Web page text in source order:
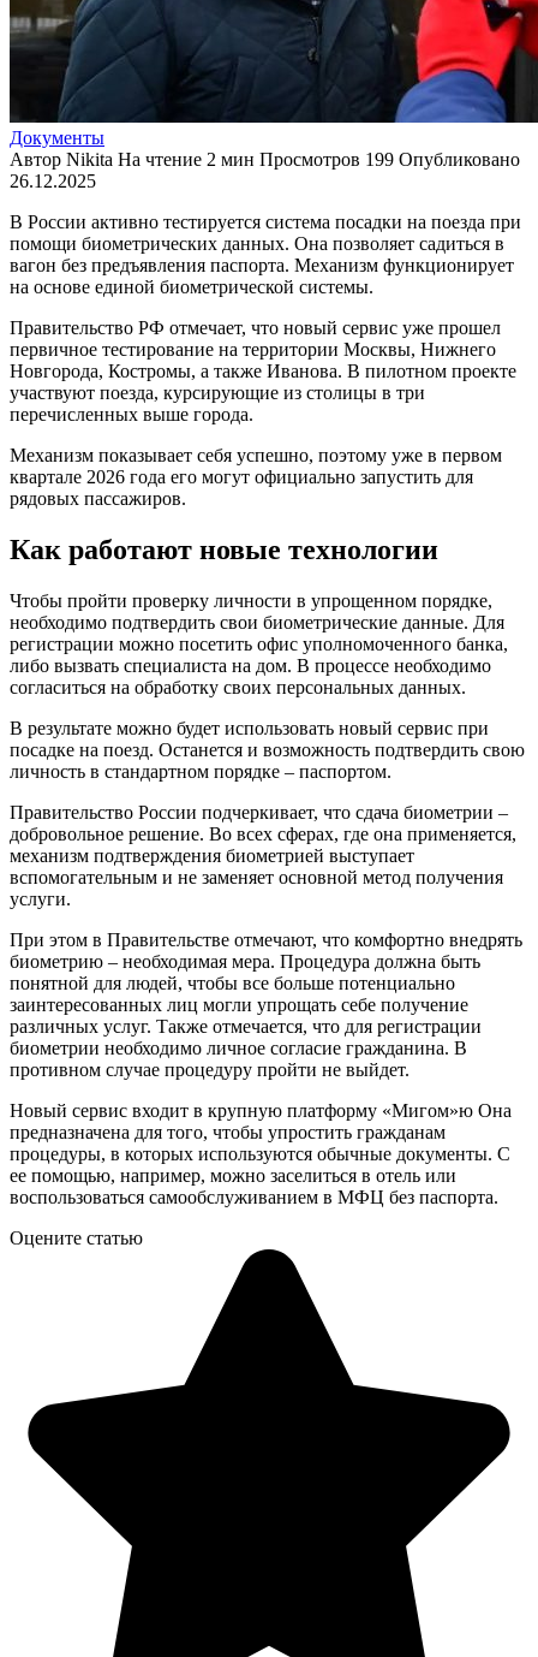
Документы
Автор Nikita На чтение 2 мин Просмотров 199 Опубликовано
26.12.2025
В России активно тестируется система посадки на поезда при
помощи биометрических данных. Она позволяет садиться в
вагон без предъявления паспорта. Механизм функционирует
на основе единой биометрической системы.
Правительство РФ отмечает, что новый сервис уже прошел
первичное тестирование на территории Москвы, Нижнего
Новгорода, Костромы, а также Иванова. В пилотном проекте
участвуют поезда, курсирующие из столицы в три
перечисленных выше города.
Механизм показывает себя успешно, поэтому уже в первом
квартале 2026 года его могут официально запустить для
рядовых пассажиров.
Как работают новые технологии
Чтобы пройти проверку личности в упрощенном порядке,
необходимо подтвердить свои биометрические данные. Для
регистрации можно посетить офис уполномоченного банка,
либо вызвать специалиста на дом. В процессе необходимо
согласиться на обработку своих персональных данных.
В результате можно будет использовать новый сервис при
посадке на поезд. Останется и возможность подтвердить свою
личность в стандартном порядке – паспортом.
Правительство России подчеркивает, что сдача биометрии –
добровольное решение. Во всех сферах, где она применяется,
механизм подтверждения биометрией выступает
вспомогательным и не заменяет основной метод получения
услуги.
При этом в Правительстве отмечают, что комфортно внедрять
биометрию – необходимая мера. Процедура должна быть
понятной для людей, чтобы все больше потенциально
заинтересованных лиц могли упрощать себе получение
различных услуг. Также отмечается, что для регистрации
биометрии необходимо личное согласие гражданина. В
противном случае процедуру пройти не выйдет.
Новый сервис входит в крупную платформу «Мигом»ю Она
предназначена для того, чтобы упростить гражданам
процедуры, в которых используются обычные документы. С
ее помощью, например, можно заселиться в отель или
воспользоваться самообслуживанием в МФЦ без паспорта.
Оцените статью